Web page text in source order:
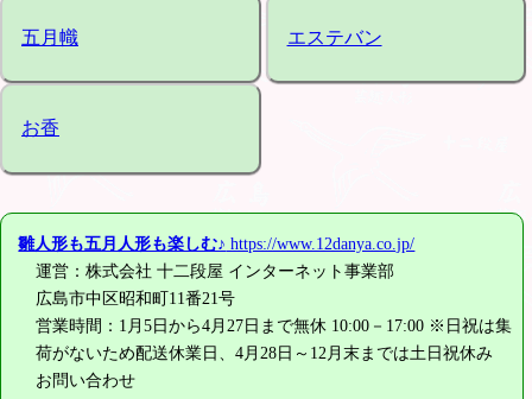
五月幟 エステバン
お香
雛人形も五月人形も楽しむ♪ https://www.12danya.co.jp/
運営：株式会社 十二段屋 インターネット事業部
広島市中区昭和町11番21号
営業時間：1月5日から4月27日まで無休 10:00－17:00 ※日祝は集
荷がないため配送休業日、4月28日～12月末までは土日祝休み
お問い合わせ